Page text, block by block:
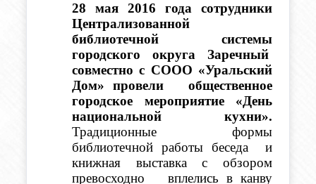
28 мая 2016 года сотрудники
Централизованной
библиотечной системы
городского округа Заречный
совместно с СООО «Уральский
Дом» провели   общественное
городское мероприятие «День
национальной кухни».
Традиционные формы
библиотечной работы беседа  и
книжная выставка с обзором
превосходно   вплелись в канву